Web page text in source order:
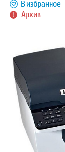
Архив
В избранное